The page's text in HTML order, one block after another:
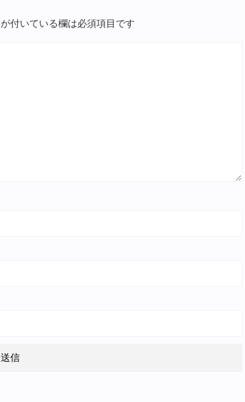
が付いている欄は必須項目です